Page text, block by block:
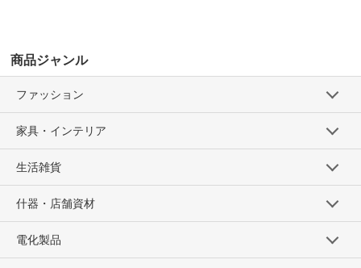
商品ジャンル
ファッション
家具・インテリア
生活雑貨
什器・店舗資材
電化製品